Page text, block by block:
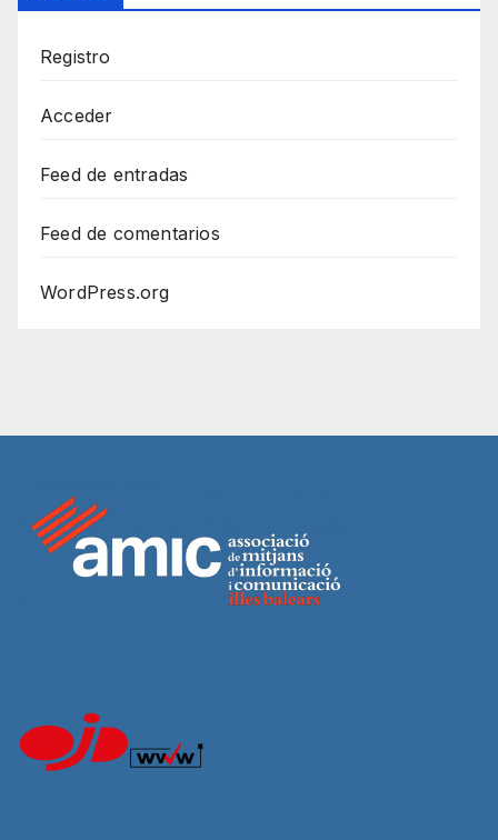
Registro
Acceder
Feed de entradas
Feed de comentarios
WordPress.org